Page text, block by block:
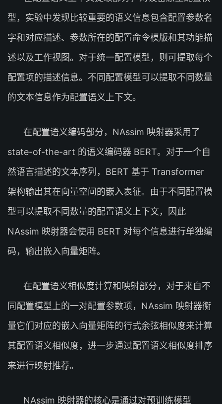
型，实验中发现比较重要的语义信息包含配置参数名
字和对应描述、参数所在的配置命令模版和其功能描
述以及工作视图。对于统一配置模型，则可提取每个
配置项的描述信息。不同配置模型可以提取不同数量
的文本信息作为配置语义上下文。
在配置语义编码部分，NAssim 映射器采用了
state-of-the-art 的语义编码器 BERT。对于一个自
然语言描述的文本序列，BERT 基于 Transformer
架构输出其在向量空间的嵌入表征。由于不同配置模
型可以提取不同数量的配置语义上下文，因此
NAssim 映射器会使用 BERT 对每个信息进行单独编
码，输出嵌入向量矩阵。
在配置语义相似度计算和映射部分，对于来自不
同配置模型上的一对配置参数项，NAssim 映射器衡
量它们对应的嵌入向量矩阵的行式余弦相似度来计算
其配置语义相似度，进一步通过配置语义相似度排序
来进行映射推荐。
NAssim 映射器的核心是通过对预训练模型